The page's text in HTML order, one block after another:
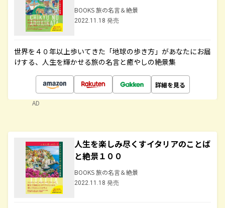
BOOKS 旅の名言＆絶景
2022.11.18 発売
世界を４０年以上歩いてきた「地球の歩き方」があなたにお届
けする、人生を輝かせる旅の名言と癒やしの絶景集
詳細を見る
AD
人生を楽しみ尽くすイタリアのことば
と絶景１００
BOOKS 旅の名言＆絶景
2022.11.18 発売